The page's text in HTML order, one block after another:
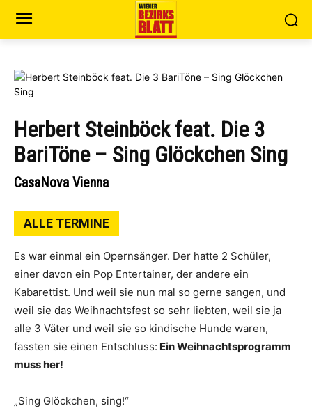
Herbert Steinböck feat. Die 3
BariTöne – Sing Glöckchen Sing
CasaNova Vienna
ALLE TERMINE
Es war einmal ein Opernsänger. Der hatte 2 Schüler,
einer davon ein Pop Entertainer, der andere ein
Kabarettist. Und weil sie nun mal so gerne sangen, und
weil sie das Weihnachtsfest so sehr liebten, weil sie ja
alle 3 Väter und weil sie so kindische Hunde waren,
fassten sie einen Entschluss: Ein Weihnachtsprogramm
muss her!
„Sing Glöckchen, sing!“